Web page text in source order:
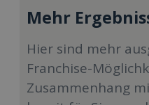
Mehr
Hier sind mehr
Franchise-
Zusammenhang